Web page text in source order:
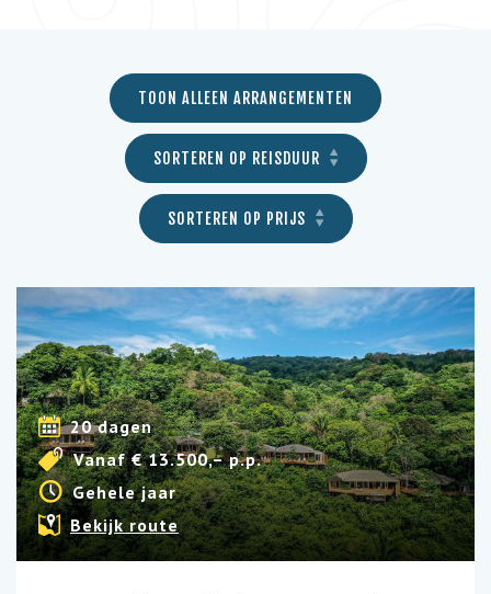
TOON ALLEEN ARRANGEMENTEN
SORTEREN OP REISDUUR
SORTEREN OP PRIJS
20 dagen
Vanaf € 13.500,– p.p.
Gehele jaar
Bekijk route